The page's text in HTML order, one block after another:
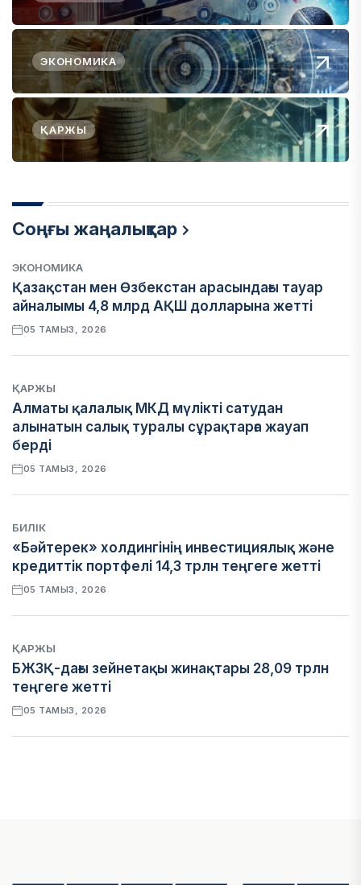
ЭКОНОМИКА
ҚАРЖЫ
Соңғы жаңалықтар
ЭКОНОМИКА
Қазақстан мен Өзбекстан арасындағы тауар
айналымы 4,8 млрд АҚШ долларына жетті
05 ТАМЫЗ, 2026
ҚАРЖЫ
Алматы қалалық МКД мүлікті сатудан
алынатын салық туралы сұрақтарға жауап
берді
05 ТАМЫЗ, 2026
БИЛІК
«Бәйтерек» холдингінің инвестициялық және
кредиттік портфелі 14,3 трлн теңгеге жетті
05 ТАМЫЗ, 2026
ҚАРЖЫ
БЖЗҚ-дағы зейнетақы жинақтары 28,09 трлн
теңгеге жетті
05 ТАМЫЗ, 2026